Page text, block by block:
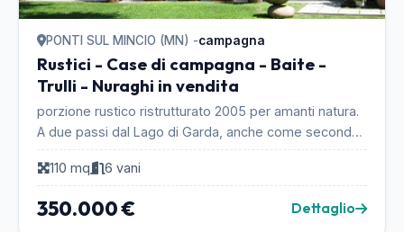
PONTI SUL MINCIO (MN) -campagna
Rustici - Case di campagna - Baite -
Trulli - Nuraghi in vendita
porzione rustico ristrutturato 2005 per amanti natura.
A due passi dal Lago di Garda, anche come seconda
casa. Situato nel Parco del Mincio, accesso c...
110 mq
6 vani
350.000 € Dettaglio